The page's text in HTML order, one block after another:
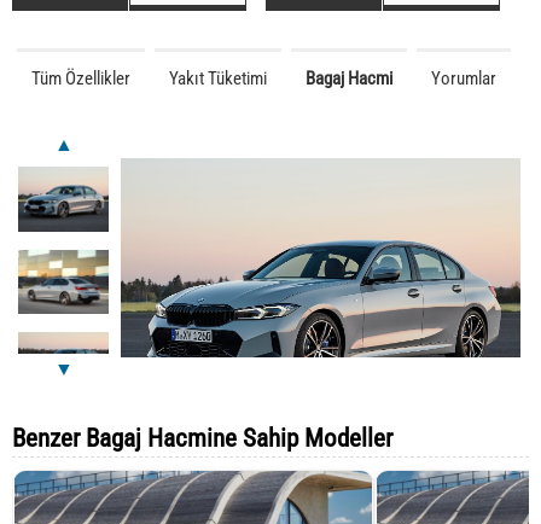
Tüm Özellikler Yakıt Tüketimi Bagaj Hacmi Yorumlar
▲
▼
Benzer Bagaj Hacmine Sahip Modeller